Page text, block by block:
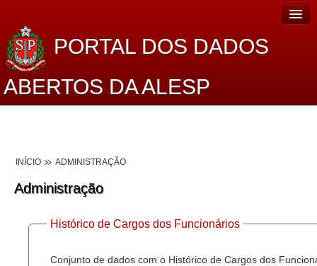
PORTAL DOS DADOS
ABERTOS DA ALESP
Dados Abertos Alesp
Lei de Acesso à Informação
Dados Governamentais Abertos
Planejamento
INÍCIO ADMINISTRAÇÃO
Administração
Histórico de Cargos dos Funcionários
Conjunto de dados com o Histórico de Cargos dos